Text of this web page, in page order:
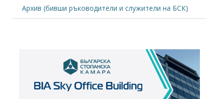
Архив (бивши ръководители и служители на БСК)